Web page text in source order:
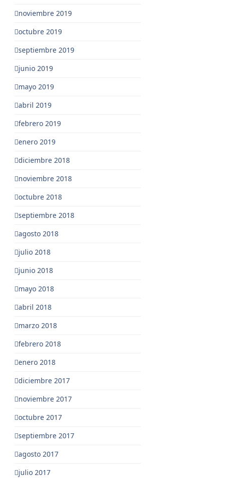
noviembre 2019
octubre 2019
septiembre 2019
junio 2019
mayo 2019
abril 2019
febrero 2019
enero 2019
diciembre 2018
noviembre 2018
octubre 2018
septiembre 2018
agosto 2018
julio 2018
junio 2018
mayo 2018
abril 2018
marzo 2018
febrero 2018
enero 2018
diciembre 2017
noviembre 2017
octubre 2017
septiembre 2017
agosto 2017
julio 2017